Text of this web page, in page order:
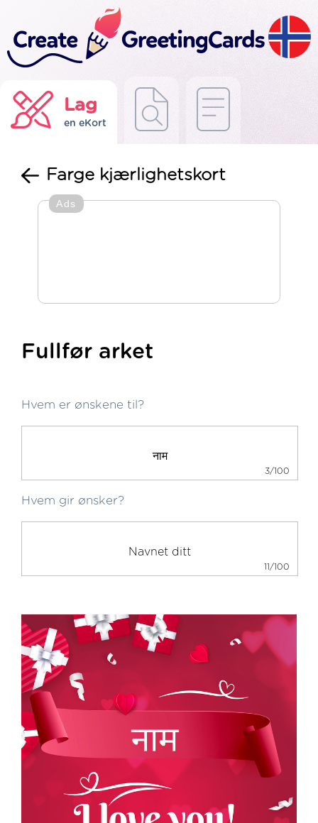
Lag
en eKort
Farge kjærlighetskort
Ads
Fullfør arket
Hvem er ønskene til?
3/100
Hvem gir ønsker?
11/100